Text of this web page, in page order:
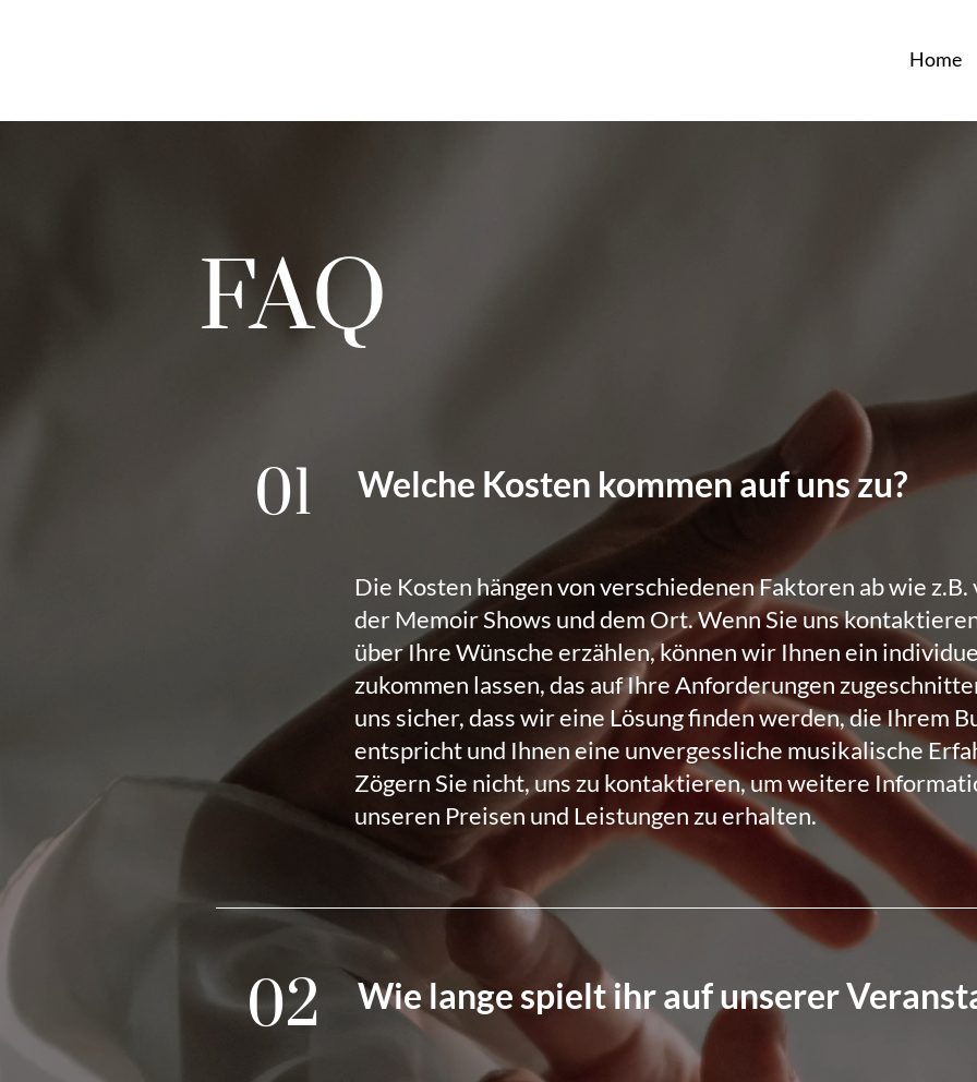
Home
FAQ
01 Welche Kosten kommen auf uns zu?
Die Kosten hängen von verschiedenen Faktoren ab wie
der Memoir Shows und dem Ort. Wenn Sie uns
über Ihre Wünsche erzählen, können wir Ihnen ein
zukommen lassen, das auf Ihre Anforderungen
uns sicher, dass wir eine Lösung finden werden, die Ihrem
entspricht und Ihnen eine unvergessliche musikalische
Zögern Sie nicht, uns zu kontaktieren, um weitere
unseren Preisen und Leistungen zu erhalten.
02 Wie lange spielt ihr auf unserer